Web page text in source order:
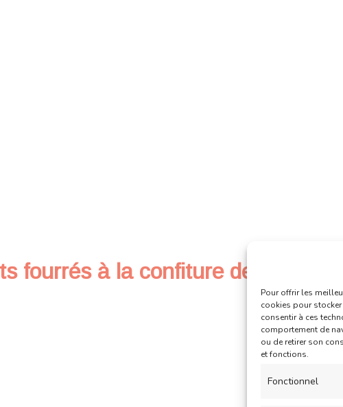
Pour offrir les
cookies pour
consentir à ces
comportement de
ou de retirer son
et fonctions.
Fonctionnel
fourrés à la confiture de fraise